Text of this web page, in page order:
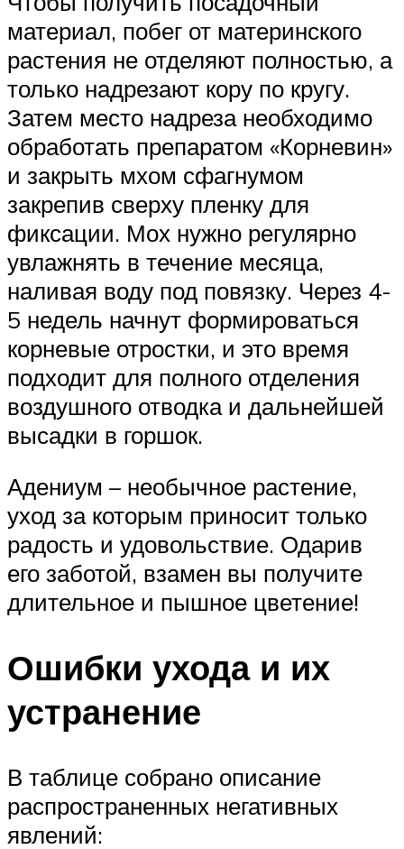
материал, побег от материнского
растения не отделяют полностью, а
только надрезают кору по кругу.
Затем место надреза необходимо
обработать препаратом «Корневин»
и закрыть мхом сфагнумом
закрепив сверху пленку для
фиксации. Мох нужно регулярно
увлажнять в течение месяца,
наливая воду под повязку. Через 4-
5 недель начнут формироваться
корневые отростки, и это время
подходит для полного отделения
воздушного отводка и дальнейшей
высадки в горшок.
Адениум – необычное растение,
уход за которым приносит только
радость и удовольствие. Одарив
его заботой, взамен вы получите
длительное и пышное цветение!
Ошибки ухода и их
устранение
В таблице собрано описание
распространенных негативных
явлений: